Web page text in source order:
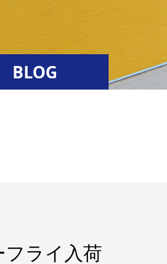
BLOG
ライ入荷